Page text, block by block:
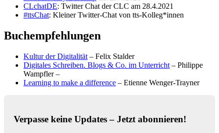
CLchatDE: Twitter Chat der CLC am 28.4.2021
#ttsChat: Kleiner Twitter-Chat von tts-Kolleg*innen
Buchempfehlungen
Kultur der Digitalität – Felix Stalder
Digitales Schreiben. Blogs & Co. im Unterricht – Philippe
Wampfler –
Learning to make a difference – Etienne Wenger-Trayner
Verpasse keine Updates – Jetzt abonnieren!